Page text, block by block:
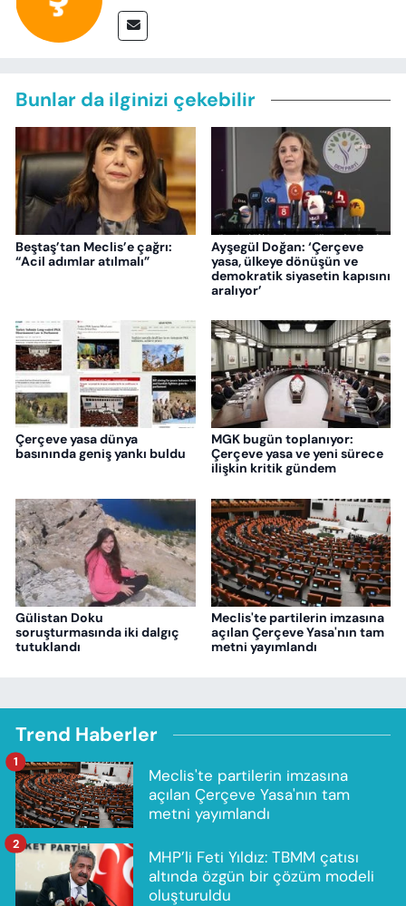
Bunlar da ilginizi çekebilir
Beştaş’tan Meclis’e çağrı:
“Acil adımlar atılmalı”
Ayşegül Doğan: ‘Çerçeve
yasa, ülkeye dönüşün ve
demokratik siyasetin kapısını
aralıyor’
Çerçeve yasa dünya
basınında geniş yankı buldu
MGK bugün toplanıyor:
Çerçeve yasa ve yeni sürece
ilişkin kritik gündem
Gülistan Doku
soruşturmasında iki dalgıç
tutuklandı
Meclis'te partilerin imzasına
açılan Çerçeve Yasa'nın tam
metni yayımlandı
Trend Haberler
Meclis'te partilerin imzasına
açılan Çerçeve Yasa'nın tam
metni yayımlandı
1
MHP’li Feti Yıldız: TBMM çatısı
altında özgün bir çözüm modeli
oluşturuldu
2